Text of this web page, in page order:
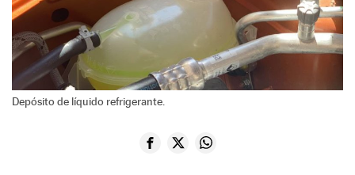
Depósito de líquido refrigerante.